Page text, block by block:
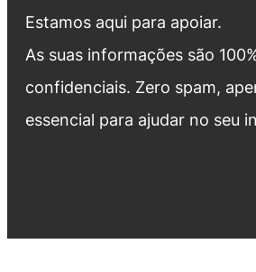
Estamos aqui para apoiar.
As suas informações são
confidenciais. Zero spam,
essencial para ajudar no seu